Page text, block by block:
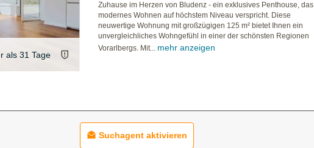
als 31 Tage
Zuhause im Herzen von Bludenz - ein exklusives Penthouse, das
modernes Wohnen auf höchstem Niveau verspricht. Diese
neuwertige Wohnung mit großzügigen 125 m² bietet Ihnen ein
unvergleichliches Wohngefühl in einer der schönsten Regionen
Vorarlbergs. Mit... mehr anzeigen
Suchagent aktivieren